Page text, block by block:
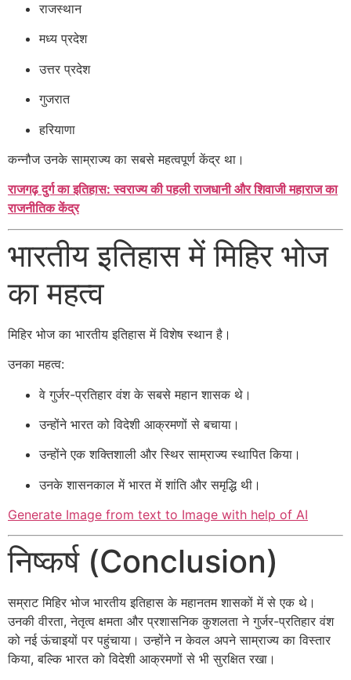
राजस्थान
मध्य प्रदेश
उत्तर प्रदेश
गुजरात
हरियाणा
कन्नौज उनके साम्राज्य का सबसे महत्वपूर्ण केंद्र था।
राजगढ़ दुर्ग का इतिहास: स्वराज्य की पहली राजधानी और शिवाजी महाराज का
राजनीतिक केंद्र
भारतीय इतिहास में मिहिर भोज
का महत्व
मिहिर भोज का भारतीय इतिहास में विशेष स्थान है।
उनका महत्व:
वे गुर्जर-प्रतिहार वंश के सबसे महान शासक थे।
उन्होंने भारत को विदेशी आक्रमणों से बचाया।
उन्होंने एक शक्तिशाली और स्थिर साम्राज्य स्थापित किया।
उनके शासनकाल में भारत में शांति और समृद्धि थी।
Generate Image from text to Image with help of AI
निष्कर्ष (Conclusion)
सम्राट मिहिर भोज भारतीय इतिहास के महानतम शासकों में से एक थे।
उनकी वीरता, नेतृत्व क्षमता और प्रशासनिक कुशलता ने गुर्जर-प्रतिहार वंश
को नई ऊंचाइयों पर पहुंचाया। उन्होंने न केवल अपने साम्राज्य का विस्तार
किया, बल्कि भारत को विदेशी आक्रमणों से भी सुरक्षित रखा।